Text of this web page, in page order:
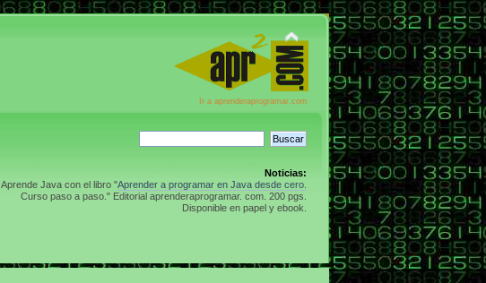
Ir a aprenderaprogramar.com
Noticias:
Aprende Java con el libro "Aprender a programar en Java desde cero.
Curso paso a paso." Editorial aprenderaprogramar. com. 200 pgs.
Disponible en papel y ebook.